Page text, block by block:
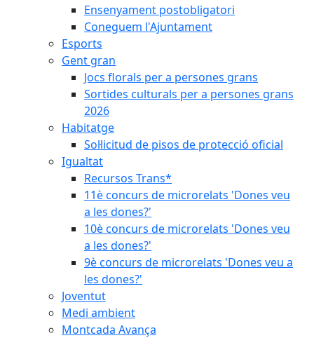
Ensenyament postobligatori
Coneguem l'Ajuntament
Esports
Gent gran
Jocs florals per a persones grans
Sortides culturals per a persones grans
2026
Habitatge
Sol·licitud de pisos de protecció oficial
Igualtat
Recursos Trans*
11è concurs de microrelats 'Dones veu
a les dones?'
10è concurs de microrelats 'Dones veu
a les dones?'
9è concurs de microrelats 'Dones veu a
les dones?'
Joventut
Medi ambient
Montcada Avança